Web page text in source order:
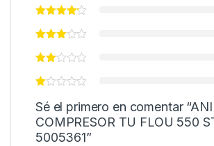
Sé el primero en comentar
COMPRESOR TU FLOU 550
5005361”